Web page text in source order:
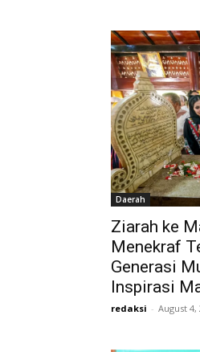
Daerah
Ziarah ke
Menekraf
Generasi
Inspirasi
redaksi - August 4,